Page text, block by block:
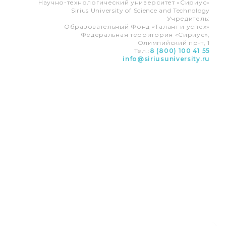
Научно-технологический университет «Сириус»
Sirius University of Science and Technology
Учредитель:
Образовательный Фонд «Талант и успех»
Федеральная территория «Сириус»,
Олимпийский пр-т, 1
Тел.: 8 (800) 100 41 55
info@siriusuniversity.ru